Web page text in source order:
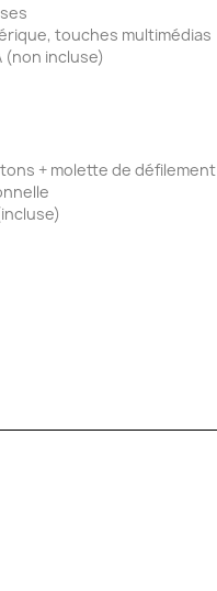
touches multimédias
(non incluse)
+ molette de défilement